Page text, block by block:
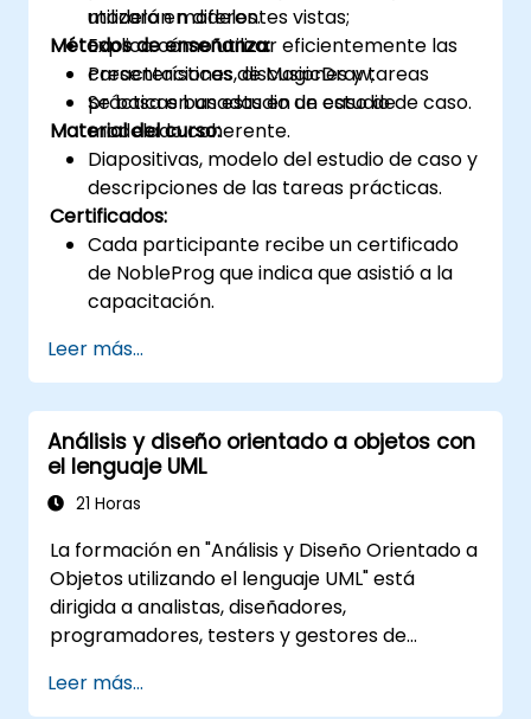
modelo en diferentes vistas;
Explica cómo utilizar eficientemente las
características de MagicDraw;
Se basa en un estudio de caso de
modelado coherente.
utilizarán modelos.
Métodos de enseñanza:
Presentaciones, discusiones y tareas
prácticas basadas en un estudio de caso.
Material del curso:
Diapositivas, modelo del estudio de caso y
descripciones de las tareas prácticas.
Certificados:
Cada participante recibe un certificado
de NobleProg que indica que asistió a la
capacitación.
Leer más...
Análisis y diseño orientado a objetos con
el lenguaje UML
21 Horas
La formación en "Análisis y Diseño Orientado a
Objetos utilizando el lenguaje UML" está
dirigida a analistas, diseñadores,
programadores, testers y gestores de
modelado de sistemas con UML. A través del
Leer más...